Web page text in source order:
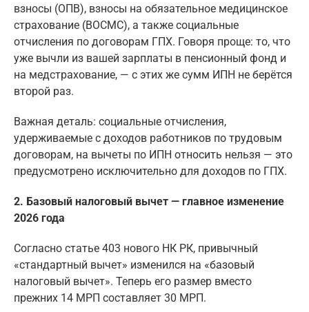
взносы (ОПВ), взносы на обязательное медицинское
страхование (ВОСМС), а также социальные
отчисления по договорам ГПХ. Говоря проще: то, что
уже вычли из вашей зарплаты в пенсионный фонд и
на медстрахование, — с этих же сумм ИПН не берётся
второй раз.
Важная деталь: социальные отчисления,
удерживаемые с доходов работников по трудовым
договорам, на вычеты по ИПН относить нельзя — это
предусмотрено исключительно для доходов по ГПХ.
2. Базовый налоговый вычет — главное изменение
2026 года
Согласно статье 403 нового НК РК, привычный
«стандартный вычет» изменился на «базовый
налоговый вычет». Теперь его размер вместо
прежних 14 МРП составляет 30 МРП.